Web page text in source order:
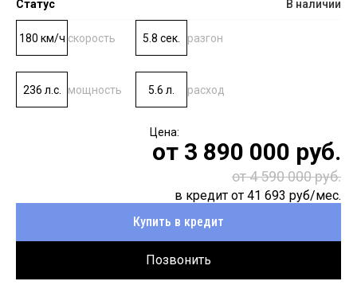
Статус В наличии
180 км/ч скорость 5.8 сек. разгон
236 л.с. мощность 5.6 л. расход
от 3 890 000 руб.
от 4 590 000 руб.
в кредит от 41 693 руб/мес.
Купить в кредит
Позвонить